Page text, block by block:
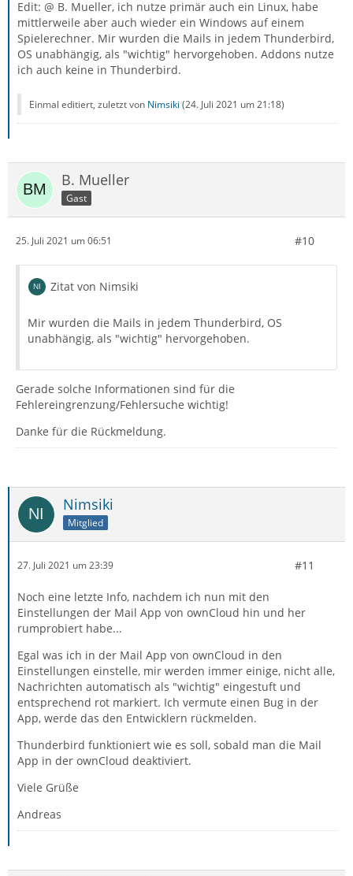
Edit: @ B. Mueller, ich nutze primär auch ein Linux, habe
mittlerweile aber auch wieder ein Windows auf einem
Spielerechner. Mir wurden die Mails in jedem Thunderbird,
OS unabhängig, als "wichtig" hervorgehoben. Addons nutze
ich auch keine in Thunderbird.
Einmal editiert, zuletzt von Nimsiki (24. Juli 2021 um 21:18)
B. Mueller
Gast
25. Juli 2021 um 06:51 #10
Zitat von Nimsiki
Mir wurden die Mails in jedem Thunderbird, OS
unabhängig, als "wichtig" hervorgehoben.
Gerade solche Informationen sind für die
Fehlereingrenzung/Fehlersuche wichtig!
Danke für die Rückmeldung.
Nimsiki
Mitglied
27. Juli 2021 um 23:39 #11
Noch eine letzte Info, nachdem ich nun mit den
Einstellungen der Mail App von ownCloud hin und her
rumprobiert habe...
Egal was ich in der Mail App von ownCloud in den
Einstellungen einstelle, mir werden immer einige, nicht alle,
Nachrichten automatisch als "wichtig" eingestuft und
entsprechend rot markiert. Ich vermute einen Bug in der
App, werde das den Entwicklern rückmelden.
Thunderbird funktioniert wie es soll, sobald man die Mail
App in der ownCloud deaktiviert.
Viele Grüße
Andreas